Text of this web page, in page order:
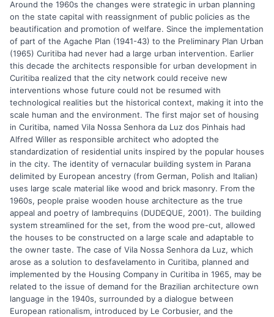
Around the 1960s the changes were strategic in urban planning
on the state capital with reassignment of public policies as the
beautification and promotion of welfare. Since the implementation
of part of the Agache Plan (1941-43) to the Preliminary Plan Urban
(1965) Curitiba had never had a large urban intervention. Earlier
this decade the architects responsible for urban development in
Curitiba realized that the city network could receive new
interventions whose future could not be resumed with
technological realities but the historical context, making it into the
scale human and the environment. The first major set of housing
in Curitiba, named Vila Nossa Senhora da Luz dos Pinhais had
Alfred Willer as responsible architect who adopted the
standardization of residential units inspired by the popular houses
in the city. The identity of vernacular building system in Parana
delimited by European ancestry (from German, Polish and Italian)
uses large scale material like wood and brick masonry. From the
1960s, people praise wooden house architecture as the true
appeal and poetry of lambrequins (DUDEQUE, 2001). The building
system streamlined for the set, from the wood pre-cut, allowed
the houses to be constructed on a large scale and adaptable to
the owner taste. The case of Vila Nossa Senhora da Luz, which
arose as a solution to desfavelamento in Curitiba, planned and
implemented by the Housing Company in Curitiba in 1965, may be
related to the issue of demand for the Brazilian architecture own
language in the 1940s, surrounded by a dialogue between
European rationalism, introduced by Le Corbusier, and the